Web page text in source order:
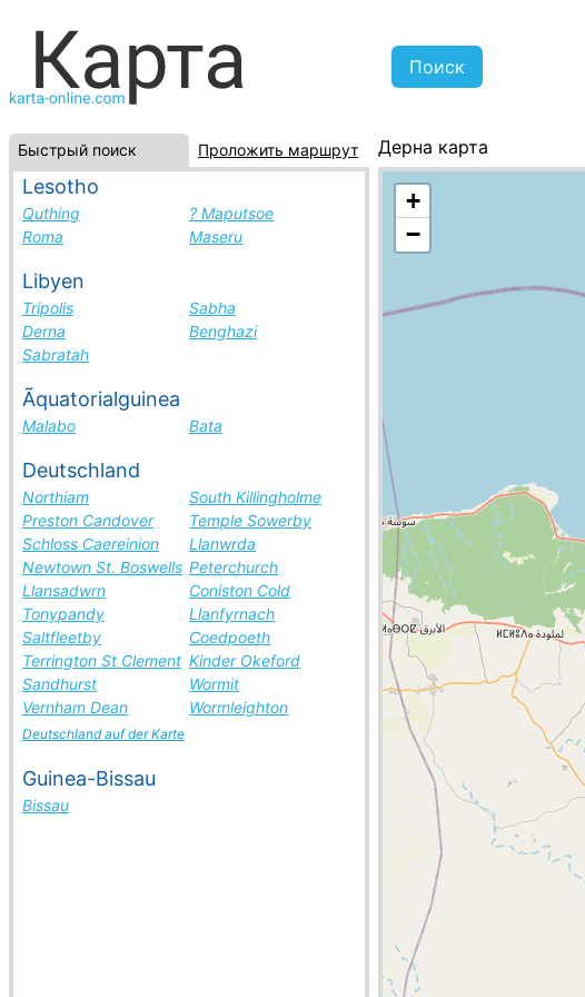
Быстрый поиск Проложить маршрут
Lesotho
Quthing
? Maputsoe
Roma
Maseru
Libyen
Tripolis
Sabha
Derna
Benghazi
Sabratah
Ãquatorialguinea
Malabo Bata
Deutschland
Northiam
South Killingholme
Preston Candover
Temple Sowerby
Schloss Caereinion
Llanwrda
Newtown St. Boswells Peterchurch
Llansadwrn
Coniston Cold
Tonypandy
Llanfyrnach
Saltfleetby
Coedpoeth
Terrington St Clement Kinder Okeford
Sandhurst
Wormit
Vernham Dean
Wormleighton
Deutschland auf der Karte
Guinea-Bissau
Bissau
Дерна карта
Ливия, список городов
+
−